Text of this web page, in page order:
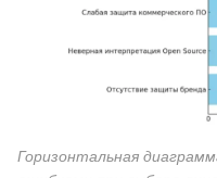
Горизонтальная